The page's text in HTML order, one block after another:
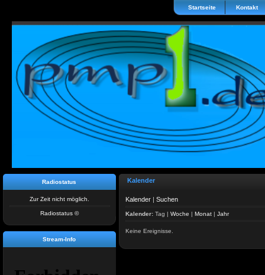
Startseite Kontakt
Radiostatus
Zur Zeit nicht möglich.
Radiostatus ©
Stream-Info
Kalender
Kalender | Suchen
Kalender: Tag | Woche | Monat | Jahr
Keine Ereignisse.